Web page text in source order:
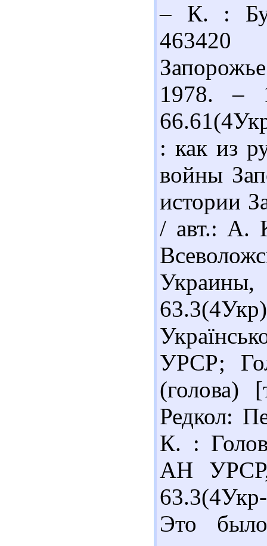
– К. :
463420
1978. –
: как из
войны
истории
/ авт.: А.
УРСР;
(голова)
Редкол:
К. :
АН
Это